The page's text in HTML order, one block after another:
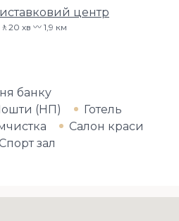
центр
хв 〰️ 1,9 км
банку
(НП)
Готель
Салон краси
зал